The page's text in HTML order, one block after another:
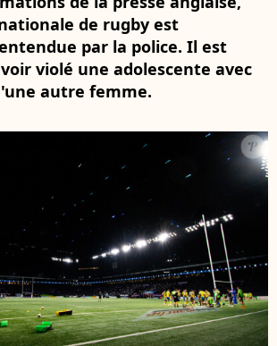
de rugby est
par la police. Il est
violé une adolescente avec
autre femme.